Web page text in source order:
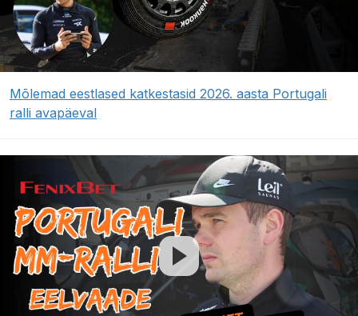
Mõlemad eestlased katkestasid 2026. aasta Portugali
ralli avapäeval